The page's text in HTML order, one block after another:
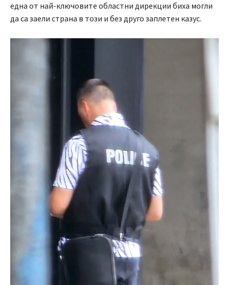
една от най-ключовите областни дирекции биха могли
да са заели страна в този и без друго заплетен казус.